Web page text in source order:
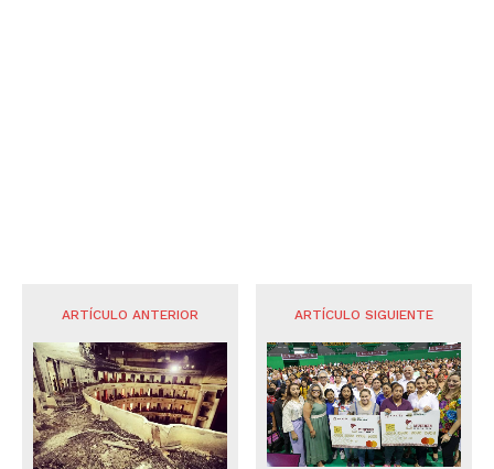
ARTÍCULO ANTERIOR ARTÍCULO SIGUIENTE